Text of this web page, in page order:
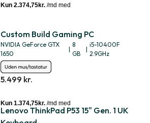
Custom Build Gaming PC
NVIDIA GeForce GTX
1650
|
8
GB
|
i5-10400F
2.9GHz
5.499 kr.
Lenovo ThinkPad P53 15" Gen. 1 UK